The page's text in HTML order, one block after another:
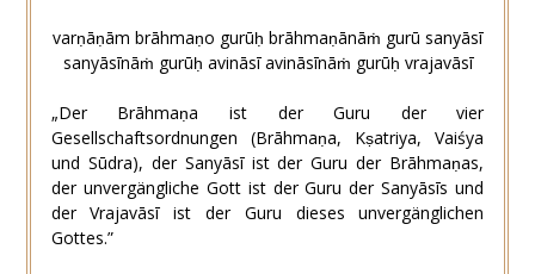
varṇāṇām brāhmaṇo gurūḥ brāhmaṇānāṁ gurū sanyāsī
sanyāsīnāṁ gurūḥ avināsī avināsīnāṁ gurūḥ vrajavāsī
„Der Brāhmaṇa ist der Guru der vier
Gesellschaftsordnungen (Brāhmaṇa, Kṣatriya, Vaiśya
und Sūdra), der Sanyāsī ist der Guru der Brāhmaṇas,
der unvergängliche Gott ist der Guru der Sanyāsīs und
der Vrajavāsī ist der Guru dieses unvergänglichen
Gottes.”